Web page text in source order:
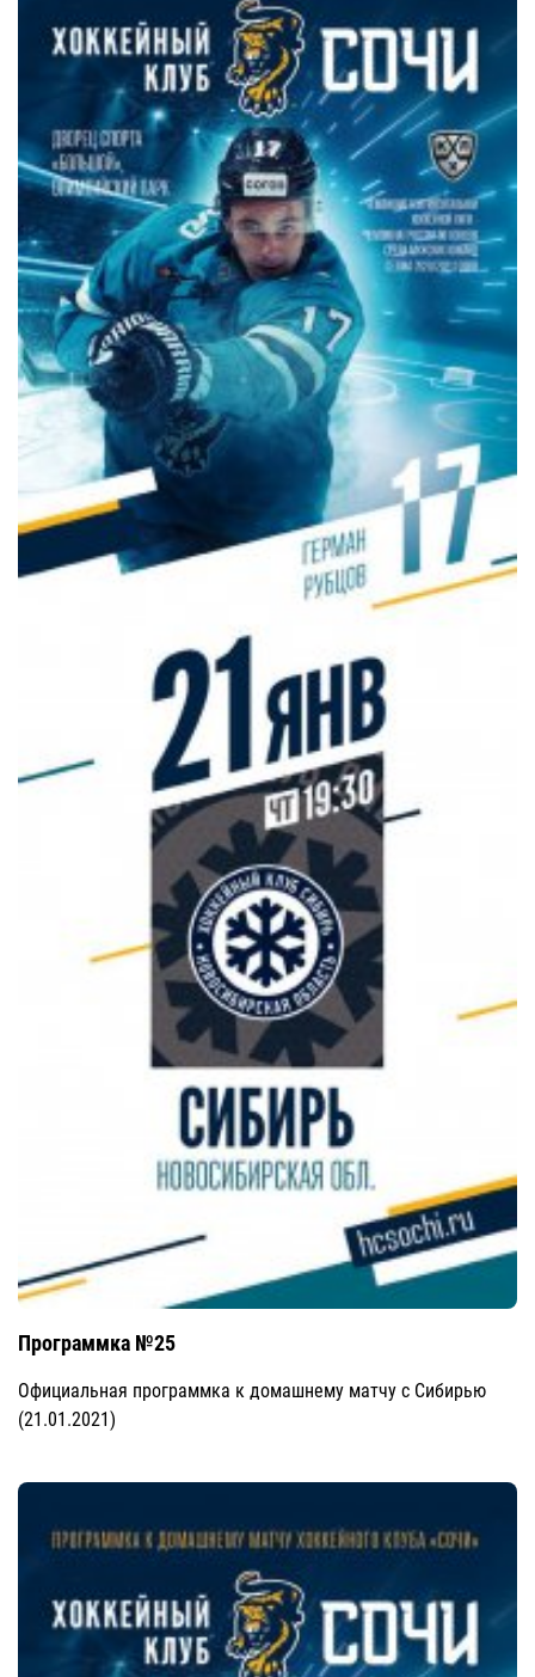
Программка №25
Официальная программка к домашнему матчу с Сибирью
(21.01.2021)